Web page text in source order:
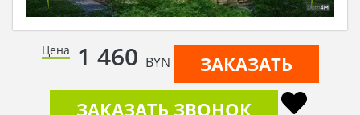
Цена 1 460 BYN
ЗАКАЗАТЬ
ЗАКАЗАТЬ ЗВОНОК